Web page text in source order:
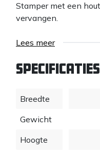
Stamper met een
vervangen.
Lees meer
Specificaties
Breedte
Gewicht
Hoogte